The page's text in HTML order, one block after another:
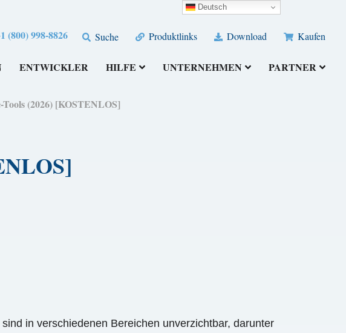
(800) 998-8826 Suche Produktlinks Download Kaufen
ENTWICKLER HILFE UNTERNEHMEN PARTNER
Tools (2026) [KOSTENLOS]
in verschiedenen Bereichen unverzichtbar, darunter
Deutsch